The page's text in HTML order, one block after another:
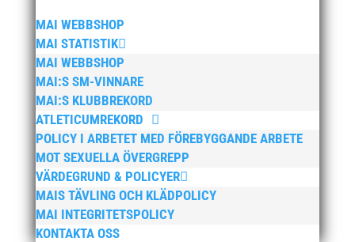
MAI WEBBSHOP
MAI STATISTIK
MAI WEBBSHOP
MAI:S SM-VINNARE
MAI:S KLUBBREKORD
ATLETICUMREKORD
POLICY I ARBETET MED FÖREBYGGANDE ARBETE
MOT SEXUELLA ÖVERGREPP
VÄRDEGRUND & POLICYER
MAIS TÄVLING OCH KLÄDPOLICY
MAI INTEGRITETSPOLICY
KONTAKTA OSS
augusti 2017
juli 2017
juni 2017
maj 2017
april 2017
mars 2017
februari 2017
januari 2017
december 2016